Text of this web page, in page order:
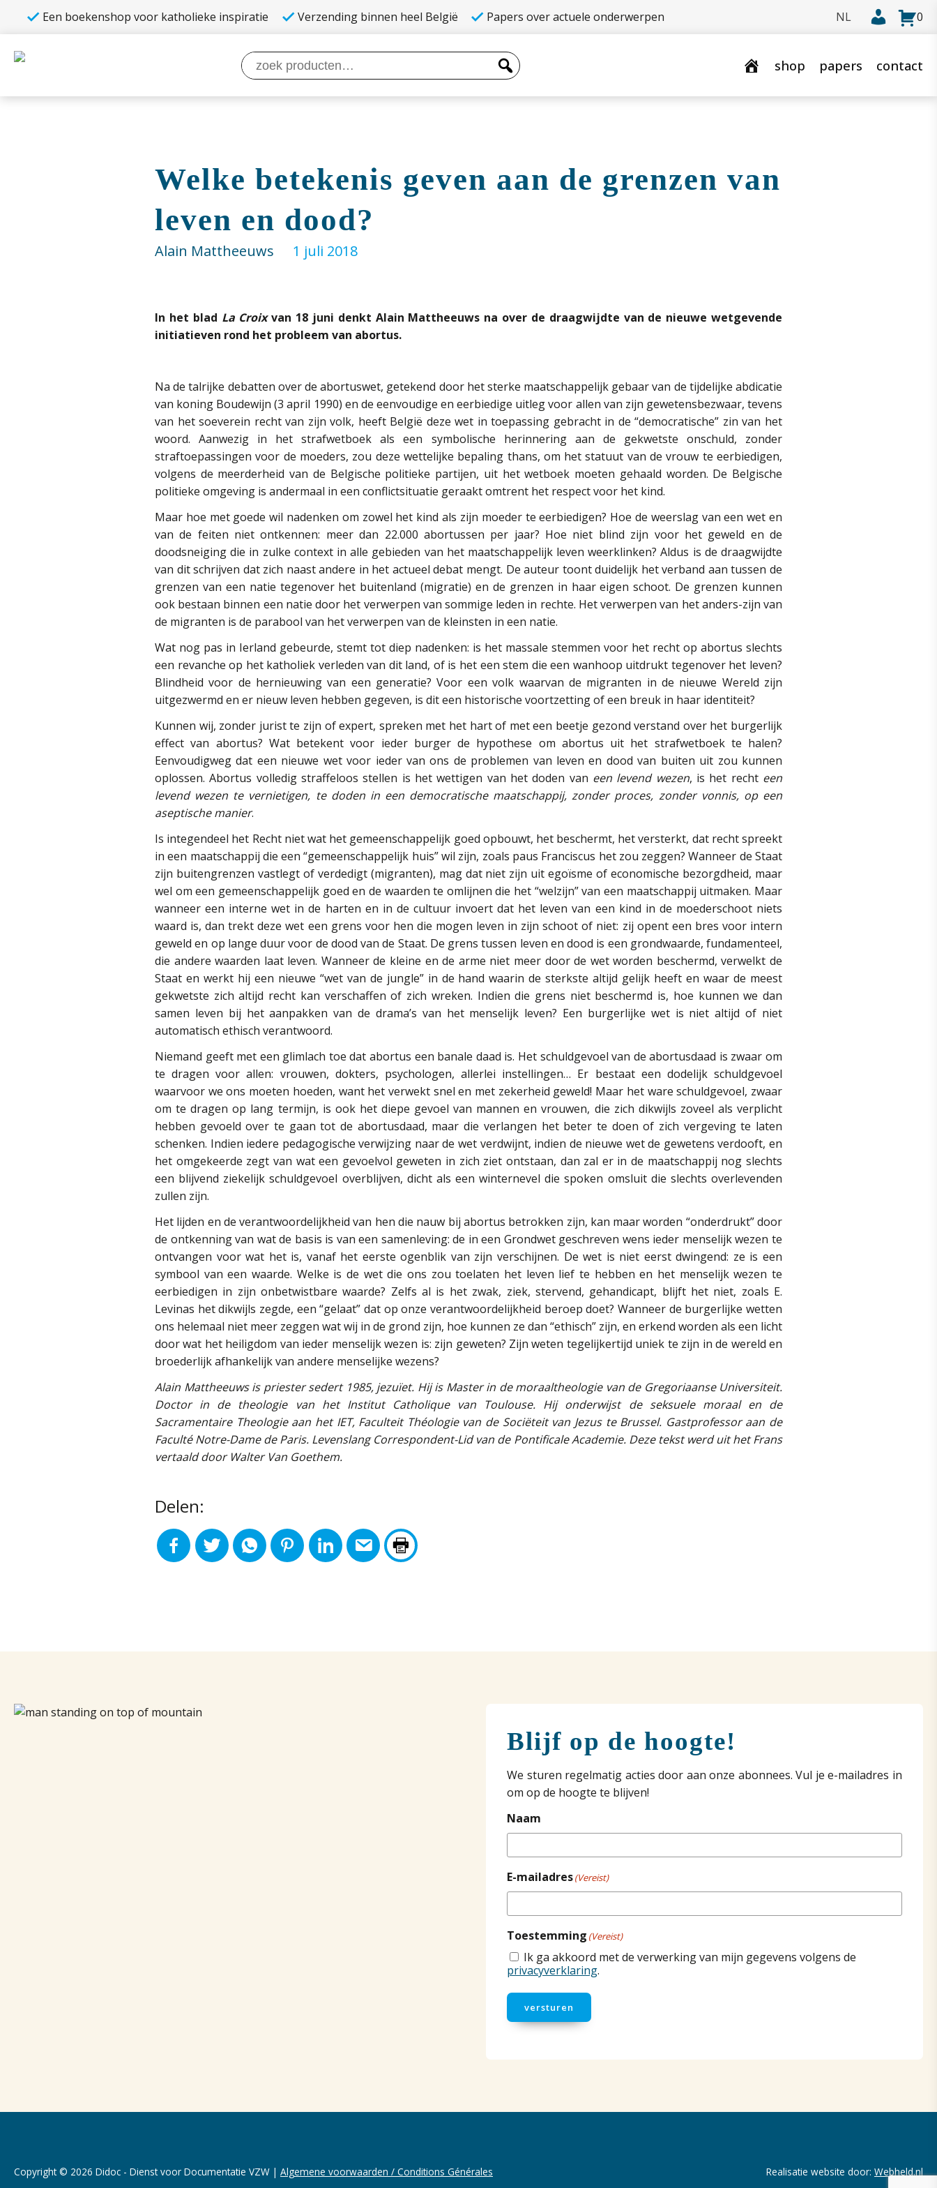
Een boekenshop voor katholieke inspiratie Verzending binnen heel België Papers over actuele onderwerpen 0
Zoeken
naar:
shop papers contact
Welke betekenis geven aan de grenzen van
leven en dood?
Alain Mattheeuws 1 juli 2018
In het blad La Croixvan 18 juni denkt Alain Mattheeuws na over de draagwijdte van de nieuwe wetgevende
initiatieven rond het probleem van abortus.
Na de talrijke debatten over de abortuswet, getekend door het sterke maatschappelijk gebaar van de tijdelijke abdicatie
van koning Boudewijn (3 april 1990) en de eenvoudige en eerbiedige uitleg voor allen van zijn gewetensbezwaar, tevens
van het soeverein recht van zijn volk, heeft België deze wet in toepassing gebracht in de “democratische” zin van het
woord. Aanwezig in het strafwetboek als een symbolische herinnering aan de gekwetste onschuld, zonder
straftoepassingen voor de moeders, zou deze wettelijke bepaling thans, om het statuut van de vrouw te eerbiedigen,
volgens de meerderheid van de Belgische politieke partijen, uit het wetboek moeten gehaald worden. De Belgische
politieke omgeving is andermaal in een conflictsituatie geraakt omtrent het respect voor het kind.
Maar hoe met goede wil nadenken om zowel het kind als zijn moeder te eerbiedigen? Hoe de weerslag van een wet en
van de feiten niet ontkennen: meer dan 22.000 abortussen per jaar? Hoe niet blind zijn voor het geweld en de
doodsneiging die in zulke context in alle gebieden van het maatschappelijk leven weerklinken? Aldus is de draagwijdte
van dit schrijven dat zich naast andere in het actueel debat mengt. De auteur toont duidelijk het verband aan tussen de
grenzen van een natie tegenover het buitenland (migratie) en de grenzen in haar eigen schoot. De grenzen kunnen
ook bestaan binnen een natie door het verwerpen van sommige leden in rechte. Het verwerpen van het anders-zijn van
de migranten is de parabool van het verwerpen van de kleinsten in een natie.
Wat nog pas in Ierland gebeurde, stemt tot diep nadenken: is het massale stemmen voor het recht op abortus slechts
een revanche op het katholiek verleden van dit land, of is het een stem die een wanhoop uitdrukt tegenover het leven?
Blindheid voor de hernieuwing van een generatie? Voor een volk waarvan de migranten in de nieuwe Wereld zijn
uitgezwermd en er nieuw leven hebben gegeven, is dit een historische voortzetting of een breuk in haar identiteit?
Kunnen wij, zonder jurist te zijn of expert, spreken met het hart of met een beetje gezond verstand over het burgerlijk
effect van abortus? Wat betekent voor ieder burger de hypothese om abortus uit het strafwetboek te halen?
Eenvoudigweg dat een nieuwe wet voor ieder van ons de problemen van leven en dood van buiten uit zou kunnen
oplossen. Abortus volledig straffeloos stellen is het wettigen van het doden van een levend wezen, is het recht een
levend wezen te vernietigen, te doden in een democratische maatschappij, zonder proces, zonder vonnis, op een
aseptische manier.
Is integendeel het Recht niet wat het gemeenschappelijk goed opbouwt, het beschermt, het versterkt, dat recht spreekt
in een maatschappij die een “gemeenschappelijk huis” wil zijn, zoals paus Franciscus het zou zeggen? Wanneer de Staat
zijn buitengrenzen vastlegt of verdedigt (migranten), mag dat niet zijn uit egoïsme of economische bezorgdheid, maar
wel om een gemeenschappelijk goed en de waarden te omlijnen die het “welzijn” van een maatschappij uitmaken. Maar
wanneer een interne wet in de harten en in de cultuur invoert dat het leven van een kind in de moederschoot niets
waard is, dan trekt deze wet een grens voor hen die mogen leven in zijn schoot of niet: zij opent een bres voor intern
geweld en op lange duur voor de dood van de Staat. De grens tussen leven en dood is een grondwaarde, fundamenteel,
die andere waarden laat leven. Wanneer de kleine en de arme niet meer door de wet worden beschermd, verwelkt de
Staat en werkt hij een nieuwe “wet van de jungle” in de hand waarin de sterkste altijd gelijk heeft en waar de meest
gekwetste zich altijd recht kan verschaffen of zich wreken. Indien die grens niet beschermd is, hoe kunnen we dan
samen leven bij het aanpakken van de drama’s van het menselijk leven? Een burgerlijke wet is niet altijd of niet
automatisch ethisch verantwoord.
Niemand geeft met een glimlach toe dat abortus een banale daad is. Het schuldgevoel van de abortusdaad is zwaar om
te dragen voor allen: vrouwen, dokters, psychologen, allerlei instellingen… Er bestaat een dodelijk schuldgevoel
waarvoor we ons moeten hoeden, want het verwekt snel en met zekerheid geweld! Maar het ware schuldgevoel, zwaar
om te dragen op lang termijn, is ook het diepe gevoel van mannen en vrouwen, die zich dikwijls zoveel als verplicht
hebben gevoeld over te gaan tot de abortusdaad, maar die verlangen het beter te doen of zich vergeving te laten
schenken. Indien iedere pedagogische verwijzing naar de wet verdwijnt, indien de nieuwe wet de gewetens verdooft, en
het omgekeerde zegt van wat een gevoelvol geweten in zich ziet ontstaan, dan zal er in de maatschappij nog slechts
een blijvend ziekelijk schuldgevoel overblijven, dicht als een winternevel die spoken omsluit die slechts overlevenden
zullen zijn.
Het lijden en de verantwoordelijkheid van hen die nauw bij abortus betrokken zijn, kan maar worden “onderdrukt” door
de ontkenning van wat de basis is van een samenleving: de in een Grondwet geschreven wens ieder menselijk wezen te
ontvangen voor wat het is, vanaf het eerste ogenblik van zijn verschijnen. De wet is niet eerst dwingend: ze is een
symbool van een waarde. Welke is de wet die ons zou toelaten het leven lief te hebben en het menselijk wezen te
eerbiedigen in zijn onbetwistbare waarde? Zelfs al is het zwak, ziek, stervend, gehandicapt, blijft het niet, zoals E.
Levinas het dikwijls zegde, een “gelaat” dat op onze verantwoordelijkheid beroep doet? Wanneer de burgerlijke wetten
ons helemaal niet meer zeggen wat wij in de grond zijn, hoe kunnen ze dan “ethisch” zijn, en erkend worden als een licht
door wat het heiligdom van ieder menselijk wezen is: zijn geweten? Zijn weten tegelijkertijd uniek te zijn in de wereld en
broederlijk afhankelijk van andere menselijke wezens?
Alain Mattheeuws is priester sedert 1985, jezuïet. Hij is Master in de moraaltheologie van de Gregoriaanse Universiteit.
Doctor in de theologie van het Institut Catholique van Toulouse. Hij onderwijst de seksuele moraal en de
Sacramentaire Theologie aan het IET, Faculteit Théologie van de Sociëteit van Jezus te Brussel. Gastprofessor aan de
Faculté Notre-Dame de Paris. Levenslang Correspondent-Lid van de Pontificale Academie. Deze tekst werd uit het Frans
vertaald door Walter Van Goethem.
Delen:
Blijf op de hoogte!
We sturen regelmatig acties door aan onze abonnees. Vul je e-mailadres in
om op de hoogte te blijven!
Naam
E-mailadres(Vereist)
Toestemming (Vereist)
Ik ga akkoord met de verwerking van mijn gegevens volgens de
privacyverklaring.
versturen
Copyright © 2026 Didoc - Dienst voor Documentatie VZW | Algemene voorwaarden / Conditions Générales Realisatie website door: Webheld.nl